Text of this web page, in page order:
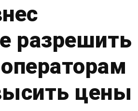
разрешить
цены